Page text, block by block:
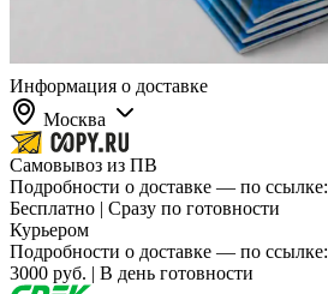
Информация о доставке
Москва
Самовывоз из ПВ
Подробности о доставке — по ссылке:
Бесплатно | Сразу по готовности
Курьером
Подробности о доставке — по ссылке:
3000 руб. | В день готовности